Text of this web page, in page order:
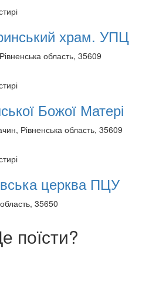
храм. УПЦ
область, 35609
Божої Матері
Рівненська область, 35609
церква ПЦУ
35650
поїсти?